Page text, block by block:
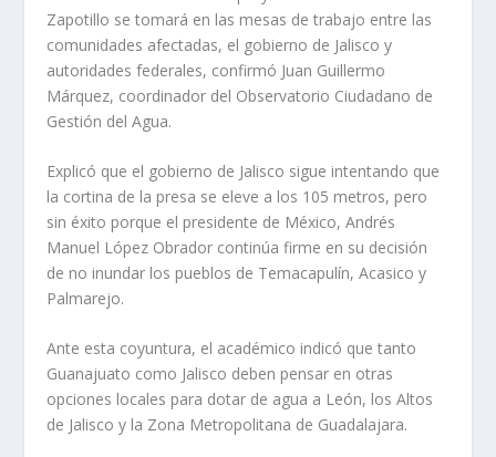
Zapotillo se tomará en las mesas de trabajo entre las
comunidades afectadas, el gobierno de Jalisco y
autoridades federales, confirmó Juan Guillermo
Márquez, coordinador del Observatorio Ciudadano de
Gestión del Agua.
Explicó que el gobierno de Jalisco sigue intentando que
la cortina de la presa se eleve a los 105 metros, pero
sin éxito porque el presidente de México, Andrés
Manuel López Obrador continúa firme en su decisión
de no inundar los pueblos de Temacapulín, Acasico y
Palmarejo.
Ante esta coyuntura, el académico indicó que tanto
Guanajuato como Jalisco deben pensar en otras
opciones locales para dotar de agua a León, los Altos
de Jalisco y la Zona Metropolitana de Guadalajara.